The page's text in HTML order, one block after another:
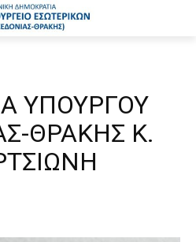
ΥΠΟΥΡΓΟΥ
ΘΡΑΚΗΣ Κ.